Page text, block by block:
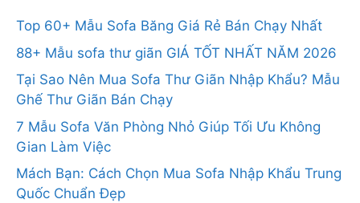
Top 60+ Mẫu Sofa Băng Giá Rẻ Bán Chạy Nhất
88+ Mẫu sofa thư giãn GIÁ TỐT NHẤT NĂM 2026
Tại Sao Nên Mua Sofa Thư Giãn Nhập Khẩu? Mẫu
Ghế Thư Giãn Bán Chạy
7 Mẫu Sofa Văn Phòng Nhỏ Giúp Tối Ưu Không
Gian Làm Việc
Mách Bạn: Cách Chọn Mua Sofa Nhập Khẩu Trung
Quốc Chuẩn Đẹp